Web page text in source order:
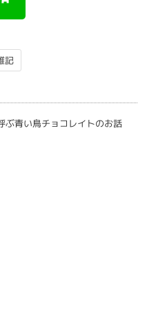
記
ぶ青い鳥チョコレイトのお話